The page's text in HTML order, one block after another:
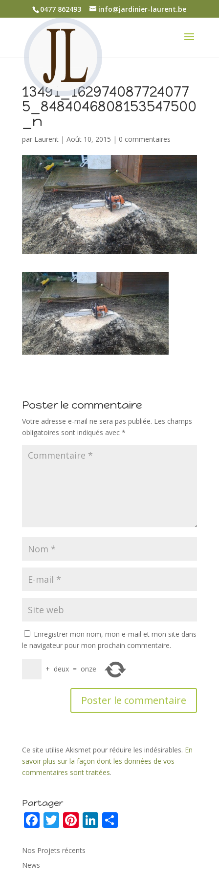
0477 862493 info@jardinier-laurent.be
13491_162974087724077
5_8484046808153547500
_n
par Laurent| Août 10, 2015 | 0 commentaires
Poster le commentaire
Votre adresse e-mail ne sera pas publiée. Les champs
obligatoires sont indiqués avec *
Enregistrer mon nom, mon e-mail et mon site dans
le navigateur pour mon prochain commentaire.
+ deux = onze
Ce site utilise Akismet pour réduire les indésirables. En
savoir plus sur la façon dont les données de vos
commentaires sont traitées.
Partager
F
e
b
T
itt
Pi
er
Li P
Nos Projets récents
News